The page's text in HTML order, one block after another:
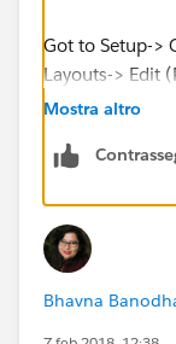
Got to Setup->
Layouts-> Edit
Mostra altro
Bhavna